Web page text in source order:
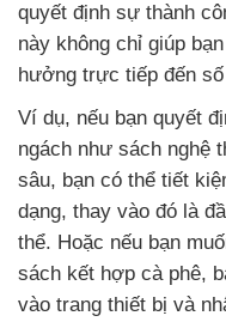
quyết định sự thành
này không chỉ giúp
hưởng trực tiếp đến
Ví dụ, nếu bạn quyết
ngách như sách nghệ
sâu, bạn có thể tiết
dạng, thay vào đó là
thể. Hoặc nếu bạn
sách kết hợp cà phê,
vào trang thiết bị và